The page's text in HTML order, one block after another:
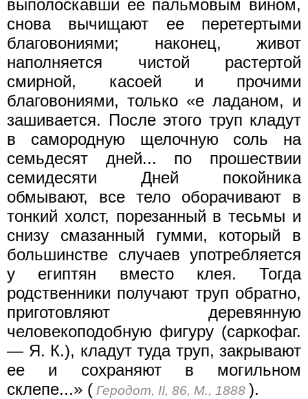
выполоскавши ее пальмовым вином,
снова вычищают ее перетертыми
благовониями; наконец, живот
наполняется чистой растертой
смирной, касоей и прочими
благовониями, только «е ладаном, и
зашивается. После этого труп кладут
в самородную щелочную соль на
семьдесят дней... по прошествии
семидесяти Дней покойника
обмывают, все тело оборачивают в
тонкий холст, порезанный в тесьмы и
снизу смазанный гумми, который в
большинстве случаев употребляется
у египтян вместо клея. Тогда
родственники получают труп обратно,
приготовляют деревянную
человекоподобную фигуру (саркофаг.
— Я. К.), кладут туда труп, закрывают
ее и сохраняют в могильном
склепе...» ( Геродот, II, 86, М., 1888 ).